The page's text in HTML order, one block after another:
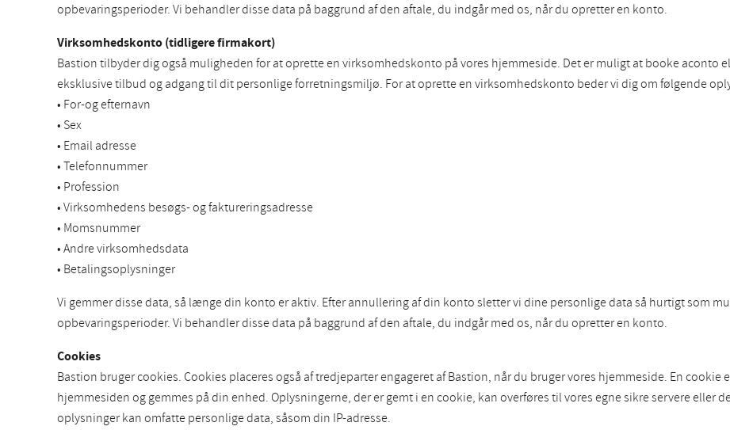
opbevaringsperioder. Vi behandler disse data på baggrund af den aftale, du indgår med os, når du opretter en konto.
Virksomhedskonto (tidligere firmakort)
Bastion tilbyder dig også muligheden for at oprette en virksomhedskonto på vores hjemmeside. Det er muligt at booke aconto
eksklusive tilbud og adgang til dit personlige forretningsmiljø. For at oprette en virksomhedskonto beder vi dig om følgende
• For-og efternavn
• Sex
• Email adresse
• Telefonnummer
• Profession
• Virksomhedens besøgs- og faktureringsadresse
• Momsnummer
• Andre virksomhedsdata
• Betalingsoplysninger
Vi gemmer disse data, så længe din konto er aktiv. Efter annullering af din konto sletter vi dine personlige data så hurtigt som
opbevaringsperioder. Vi behandler disse data på baggrund af den aftale, du indgår med os, når du opretter en konto.
Cookies
Bastion bruger cookies. Cookies placeres også af tredjeparter engageret af Bastion, når du bruger vores hjemmeside. En cookie
hjemmesiden og gemmes på din enhed. Oplysningerne, der er gemt i en cookie, kan overføres til vores egne sikre servere eller
oplysninger kan omfatte personlige data, såsom din IP-adresse.